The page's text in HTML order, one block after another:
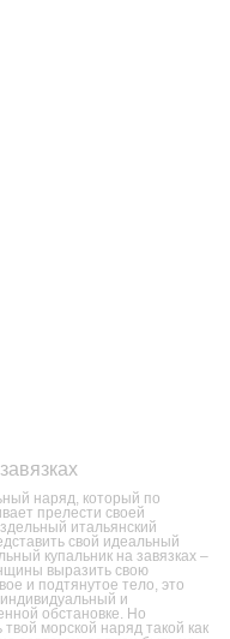
наряд, который по
прелести своей
итальянский
свой идеальный
купальник на завязках –
выразить свою
и подтянутое тело, это
и
обстановке. Но
твой морской наряд такой как